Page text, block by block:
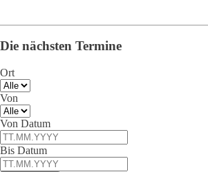
Die nächsten Termine
Ort
Von
Von Datum
Bis Datum